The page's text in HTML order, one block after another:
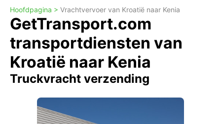
Hoofdpagina > Vrachtvervoer van Kroatië naar Kenia
GetTransport.com
transportdiensten van
Kroatië naar Kenia
Truckvracht verzending